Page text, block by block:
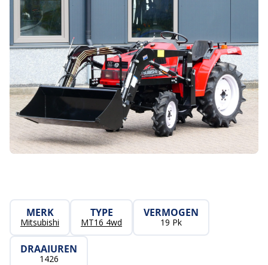
MERK
Mitsubishi
TYPE
MT16 4wd
VERMOGEN
19 Pk
DRAAIUREN
1426